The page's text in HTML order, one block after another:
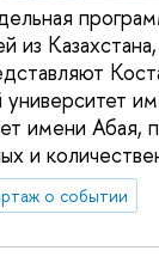
имени
и
о событии